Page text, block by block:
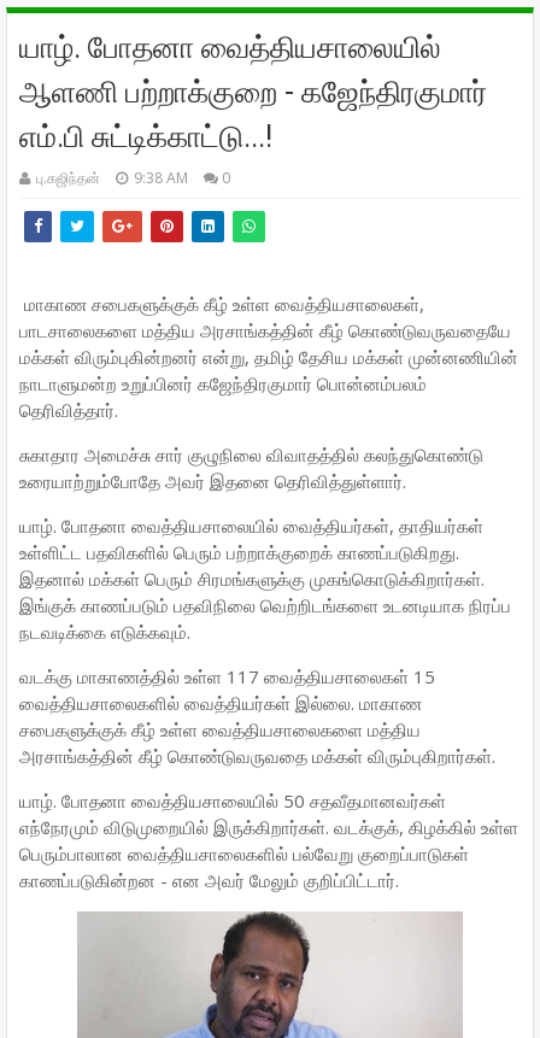
யாழ். போதனா வைத்தியசாலையில்
ஆளணி பற்றாக்குறை - கஜேந்திரகுமார்
எம்.பி சுட்டிக்காட்டு...!
பு.கஜிந்தன் 9:38 AM 0
மாகாண சபைகளுக்குக் கீழ் உள்ள வைத்தியசாலைகள்,
பாடசாலைகளை மத்திய அரசாங்கத்தின் கீழ் கொண்டுவருவதையே
மக்கள் விரும்புகின்றனர் என்று, தமிழ் தேசிய மக்கள் முன்னணியின்
நாடாளுமன்ற உறுப்பினர் கஜேந்திரகுமார் பொன்னம்பலம்
தெரிவித்தார்.
சுகாதார அமைச்சு சார் குழுநிலை விவாதத்தில் கலந்துகொண்டு
உரையாற்றும்போதே அவர் இதனை தெரிவித்துள்ளார்.
யாழ். போதனா வைத்தியசாலையில் வைத்தியர்கள், தாதியர்கள்
உள்ளிட்ட பதவிகளில் பெரும் பற்றாக்குறைக் காணப்படுகிறது.
இதனால் மக்கள் பெரும் சிரமங்களுக்கு முகங்கொடுக்கிறார்கள்.
இங்குக் காணப்படும் பதவிநிலை வெற்றிடங்களை உடனடியாக நிரப்ப
நடவடிக்கை எடுக்கவும்.
வடக்கு மாகாணத்தில் உள்ள 117 வைத்தியசாலைகள் 15
வைத்தியசாலைகளில் வைத்தியர்கள் இல்லை. மாகாண
சபைகளுக்குக் கீழ் உள்ள வைத்தியசாலைகளை மத்திய
அரசாங்கத்தின் கீழ் கொண்டுவருவதை மக்கள் விரும்புகிறார்கள்.
யாழ். போதனா வைத்தியசாலையில் 50 சதவீதமானவர்கள்
எந்நேரமும் விடுமுறையில் இருக்கிறார்கள். வடக்குக், கிழக்கில் உள்ள
பெரும்பாலான வைத்தியசாலைகளில் பல்வேறு குறைப்பாடுகள்
காணப்படுகின்றன - என அவர் மேலும் குறிப்பிட்டார்.